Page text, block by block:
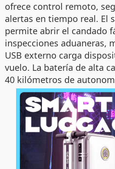
ofrece control remoto,
alertas en tiempo real. El
permite abrir el candado
inspecciones aduaneras,
USB externo carga
vuelo. La batería de alta
40 kilómetros de